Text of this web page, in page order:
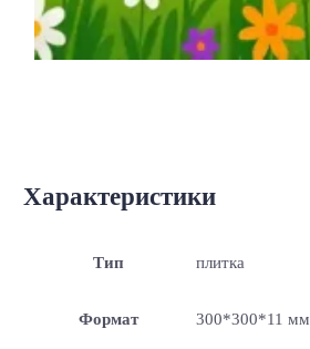
Характеристики
Тип плитка
Формат 300*300*11 мм